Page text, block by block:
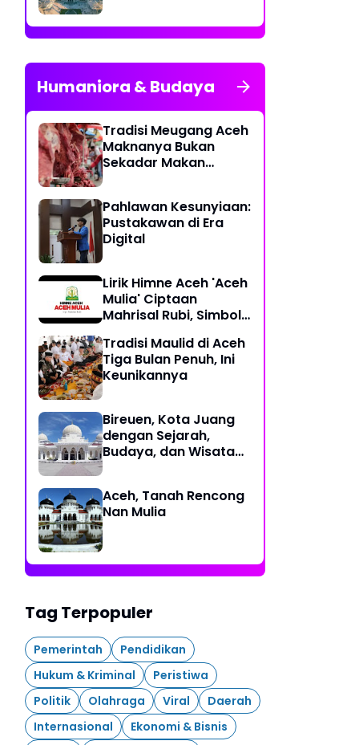
Humaniora & Budaya
Tradisi Meugang Aceh
Maknanya Bukan
Sekadar Makan
Pahlawan Kesunyiaan:
Pustakawan di Era
Digital
Lirik Himne Aceh 'Aceh
Mulia' Ciptaan
Mahrisal Rubi, Simbol
dan Perjuangan
Tradisi Maulid di Aceh
Tiga Bulan Penuh, Ini
Keunikannya
Bireuen, Kota Juang
dengan Sejarah,
Budaya, dan Wisata
Aceh, Tanah Rencong
Nan Mulia
Tag Terpopuler
Pemerintah
Pendidikan
Hukum & Kriminal
Peristiwa
Politik
Olahraga Viral
Daerah
Internasional
Ekonomi & Bisnis